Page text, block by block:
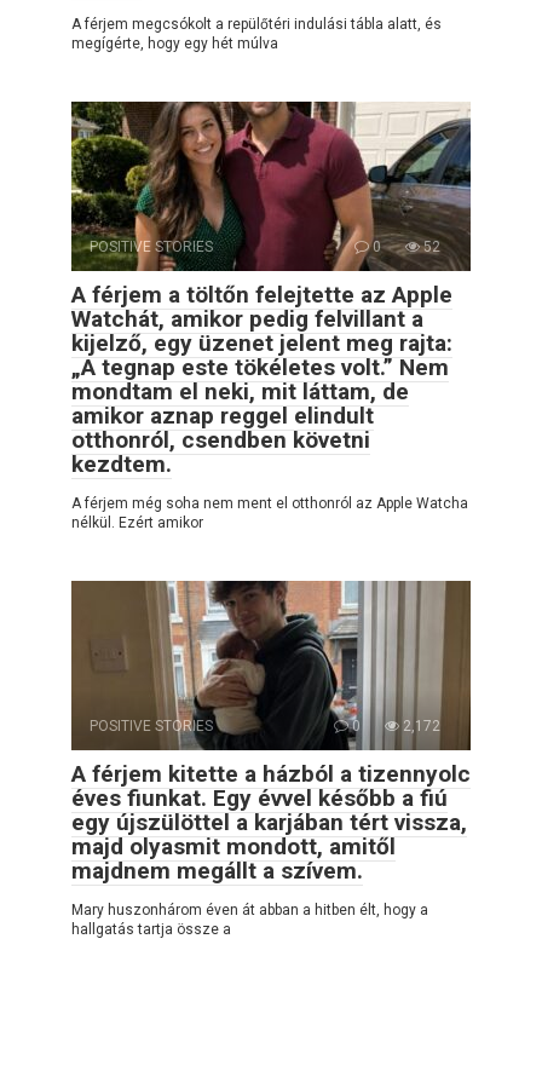
A férjem megcsókolt a repülőtéri indulási tábla alatt, és
megígérte, hogy egy hét múlva
POSITIVE STORIES 0 52
A férjem a töltőn felejtette az Apple
Watchát, amikor pedig felvillant a
kijelző, egy üzenet jelent meg rajta:
„A tegnap este tökéletes volt.” Nem
mondtam el neki, mit láttam, de
amikor aznap reggel elindult
otthonról, csendben követni
kezdtem.
A férjem még soha nem ment el otthonról az Apple Watcha
nélkül. Ezért amikor
POSITIVE STORIES 0 2,172
A férjem kitette a házból a tizennyolc
éves fiunkat. Egy évvel később a fiú
egy újszülöttel a karjában tért vissza,
majd olyasmit mondott, amitől
majdnem megállt a szívem.
Mary huszonhárom éven át abban a hitben élt, hogy a
hallgatás tartja össze a